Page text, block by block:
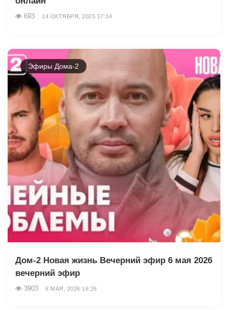
693 14 ОКТЯБРЯ, 2025 17:34
Эфиры Дома-2
Дом-2 Новая жизнь Вечерний эфир 6 мая 2026
вечерний эфир
3903 6 МАЯ, 2026 16:26